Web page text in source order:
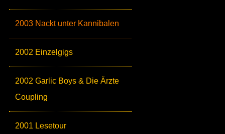
2003 Nackt unter Kannibalen
2002 Einzelgigs
2002 Garlic Boys & Die Ärzte
Coupling
2001 Lesetour